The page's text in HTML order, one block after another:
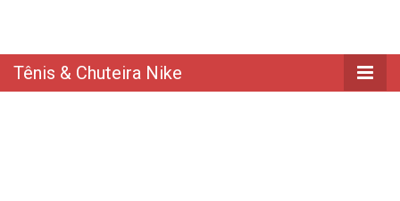
Tênis & Chuteira Nike